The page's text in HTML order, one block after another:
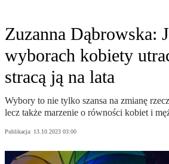
Zuzanna Dąbrowska:
wyborach kobiety
stracą ją na lata
Wybory to nie tylko szansa na zmianę
lecz także marzenie o równości kobiet i
Publikacja: 13.10.2023 03:00